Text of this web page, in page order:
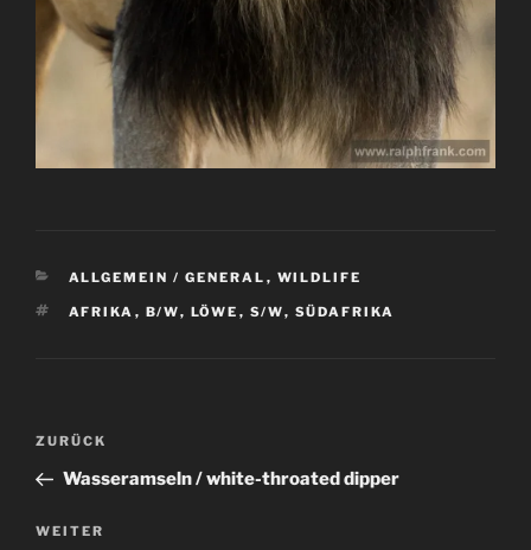
KATEGORIEN
ALLGEMEIN / GENERAL , WILDLIFE
SCHLAGWÖRTER
AFRIKA , B/W, LÖWE , S/W, SÜDAFRIKA
Beitragsnavigation
Vorheriger
Beitrag
ZURÜCK
Wasseramseln / white-throated dipper
Nächster
WEITER